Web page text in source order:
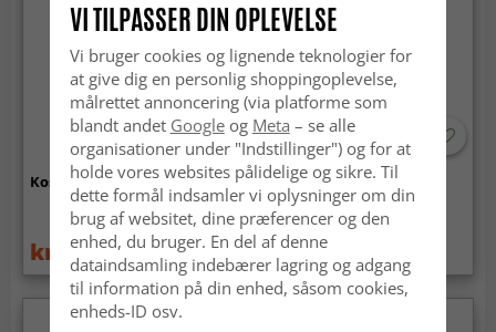
Koskind - Brun 264
kr.1 619 kr.1 869
Koskind - Brun 276
kr.1 619 kr.1 869
VI TILPASSER DIN OPLEVELSE
Vi bruger cookies og lignende teknologier for
at give dig en personlig shoppingoplevelse,
målrettet annoncering (via platforme som
blandt andet Googleog Meta – se alle
organisationer under "Indstillinger") og for at
holde vores websites pålidelige og sikre. Til
dette formål indsamler vi oplysninger om din
brug af websitet, dine præferencer og den
enhed, du bruger. En del af denne
dataindsamling indebærer lagring og adgang
til information på din enhed, såsom cookies,
enheds-ID osv.